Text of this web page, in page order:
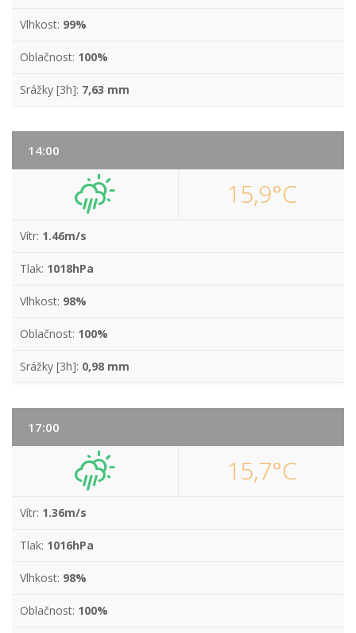
Vlhkost: 99%
Oblačnost: 100%
Srážky [3h]: 7,63 mm
14:00
15,9°C
Vítr: 1.46m/s
Tlak: 1018hPa
Vlhkost: 98%
Oblačnost: 100%
Srážky [3h]: 0,98 mm
17:00
15,7°C
Vítr: 1.36m/s
Tlak: 1016hPa
Vlhkost: 98%
Oblačnost: 100%